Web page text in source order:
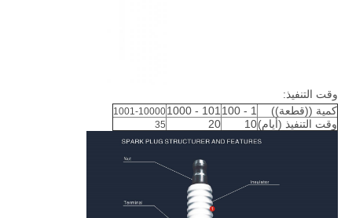
وقت التنفيذ:
كمية ((قطعة))
1 - 100
101 - 1000
1001-10000
وقت التنفيذ (أيام)10
20
35